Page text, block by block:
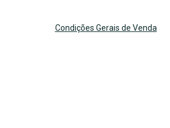
Condições Gerais de Venda